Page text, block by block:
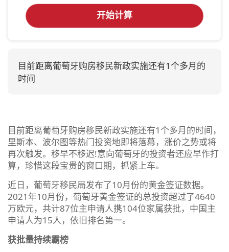
开始计算
目前距离葡萄牙购房移民新政实施还有1个多月的
时间
目前距离葡萄牙购房移民新政实施还有1个多月的时间，
里斯本、波尔图等热门投资地即将落幕，涨价之势或将
再次触发。移早不移迟!意向葡萄牙的投资者还应早作打
算，珍惜这段宝贵的窗口期，抓紧上车。
近日，葡萄牙移民局发布了10月份的黄金签证数据。
2021年10月份，葡萄牙黄金签证的总投资超过了4640
万欧元，共计87位主申请人携104位家属获批，中国主
申请人为15人，依旧排名第一。
获批量持续霸榜